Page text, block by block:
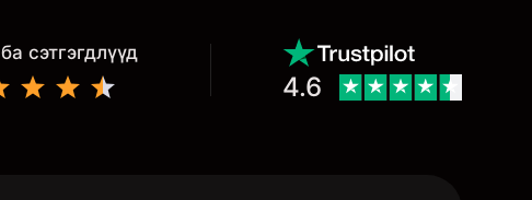
сэтгэгдлүүд
4.6